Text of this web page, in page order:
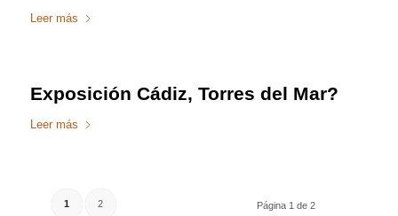
Leer más
Exposición Cádiz, Torres del Mar?
Leer más
Página 1 de 2
1 2